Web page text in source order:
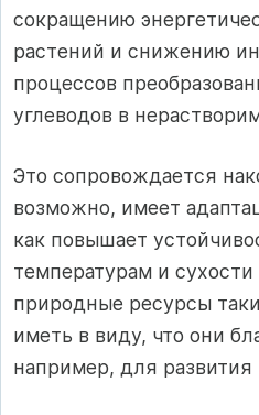
сокращению
растений и снижению
процессов
углеводов в
Это сопровождается
возможно, имеет
как повышает
температурам и
природные ресурсы
иметь в виду, что они
например, для развития